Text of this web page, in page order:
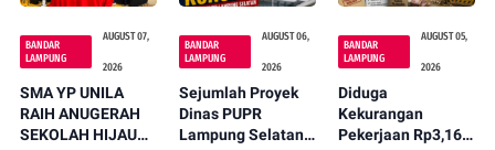
BANDAR
LAMPUNG
AUGUST 07,
2026
SMA YP UNILA
RAIH ANUGERAH
SEKOLAH HIJAU
BANDAR
LAMPUNG
AUGUST 06,
2026
Sejumlah Proyek
Dinas PUPR
Lampung Selatan
BANDAR
LAMPUNG
AUGUST 05,
2026
Diduga
Kekurangan
Pekerjaan Rp3,16